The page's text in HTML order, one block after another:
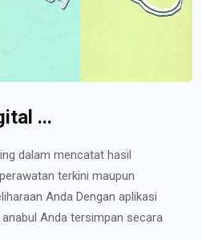
...
dalam mencatat hasil
terkini maupun
Anda Dengan aplikasi
Anda tersimpan secara